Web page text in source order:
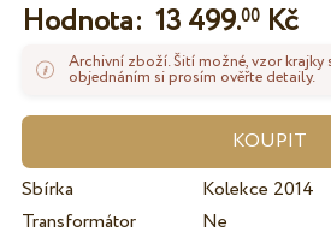
Hodnota: 13 499.00Kč
Archivní zboží. Šití možné, vzor krajky
objednáním si prosím ověřte detaily.
Sbírka
Kolekce 2014
Transformátor
Ne